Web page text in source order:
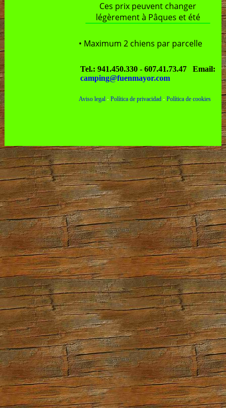
Ces prix peuvent changer
légèrement à Pâques et été
• Maximum 2 chiens par parcelle
Tel.: 941.450.330 - 607.41.73.47 Email:
camping@fuenmayor.com
Aviso legal - Política de privacidad - Política de cookies